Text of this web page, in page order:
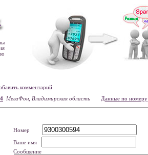
комментарий
МегаФон, Владимирская область Данные по номеру
Номер
Ваше имя
Сообщение